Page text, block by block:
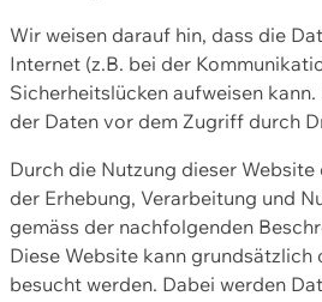
Wir weisen darauf hin, dass die
Internet (z.B. bei der
Sicherheitslücken aufweisen
der Daten vor dem Zugriff durch
Durch die Nutzung dieser
der Erhebung, Verarbeitung und
gemäss der nachfolgenden
Diese Website kann grundsätzlich
besucht werden. Dabei werden